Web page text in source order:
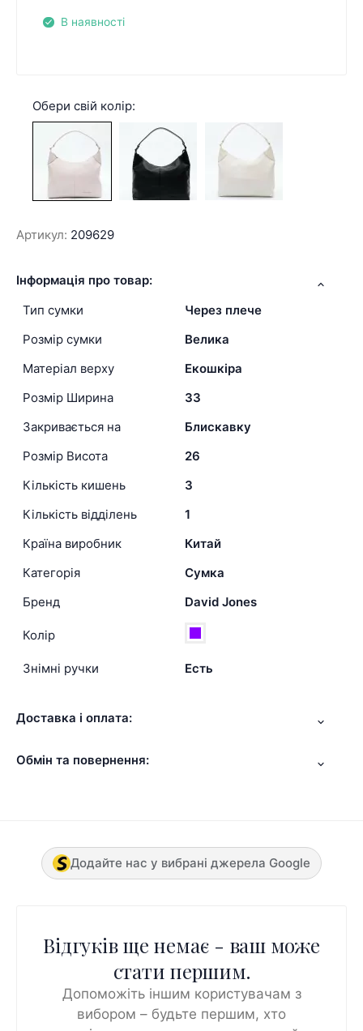
В наявності
Обери свій колір:
Артикул: 209629
Інформація про товар:
Тип сумки
Через плече
Розмір сумки
Велика
Матеріал верху
Екошкіра
Розмір Ширина
33
Закривається на
Блискавку
Розмір Висота
26
Кількість кишень
3
Кількість відділень
1
Країна виробник
Китай
Категорія
Сумка
Бренд
David Jones
Колір
Знімні ручки Есть
Доставка і оплата:
Обмін та повернення:
Додайте нас у вибрані джерела Google
Відгуків ще немає - ваш може
стати першим.
Допоможіть іншим користувачам з
вибором – будьте першим, хто